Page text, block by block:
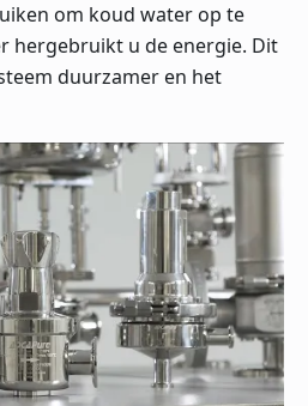
om koud water op te
hergebruikt u de energie. Dit
duurzamer en het